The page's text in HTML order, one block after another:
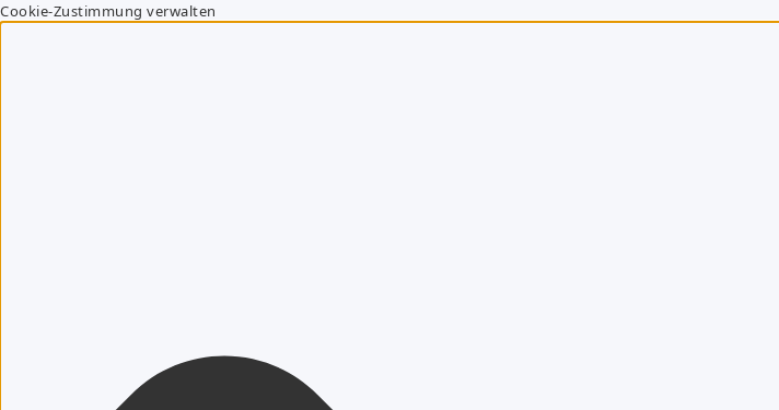
Cookie-Zustimmung verwalten